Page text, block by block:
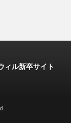
ィル新卒サイト